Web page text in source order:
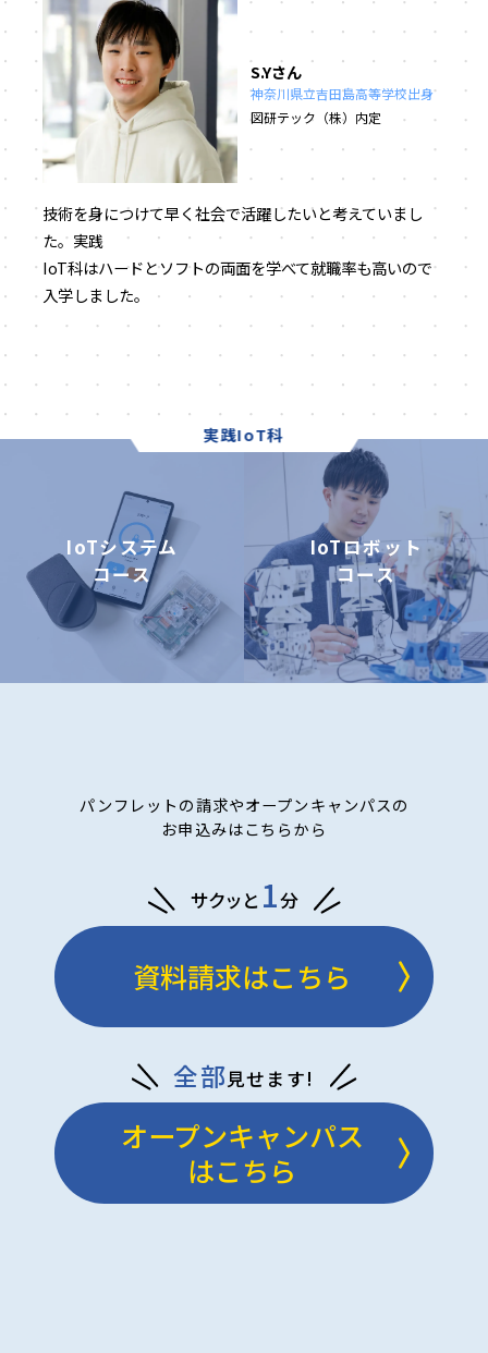
S.Yさん
神奈川県立吉田島高等学校出身
図研テック（株）内定
技術を身につけて早く社会で活躍したいと考えていまし
た。実践
IoT科はハードとソフトの両面を学べて就職率も高いので
入学しました。
実践IoT科
IoTシステム
コース
IoTロボット
コース
パンフレットの請求やオープンキャンパスの
お申込みはこちらから
サクッと 1分
資料請求はこちら
全部見せます!
オープンキャンパス
はこちら